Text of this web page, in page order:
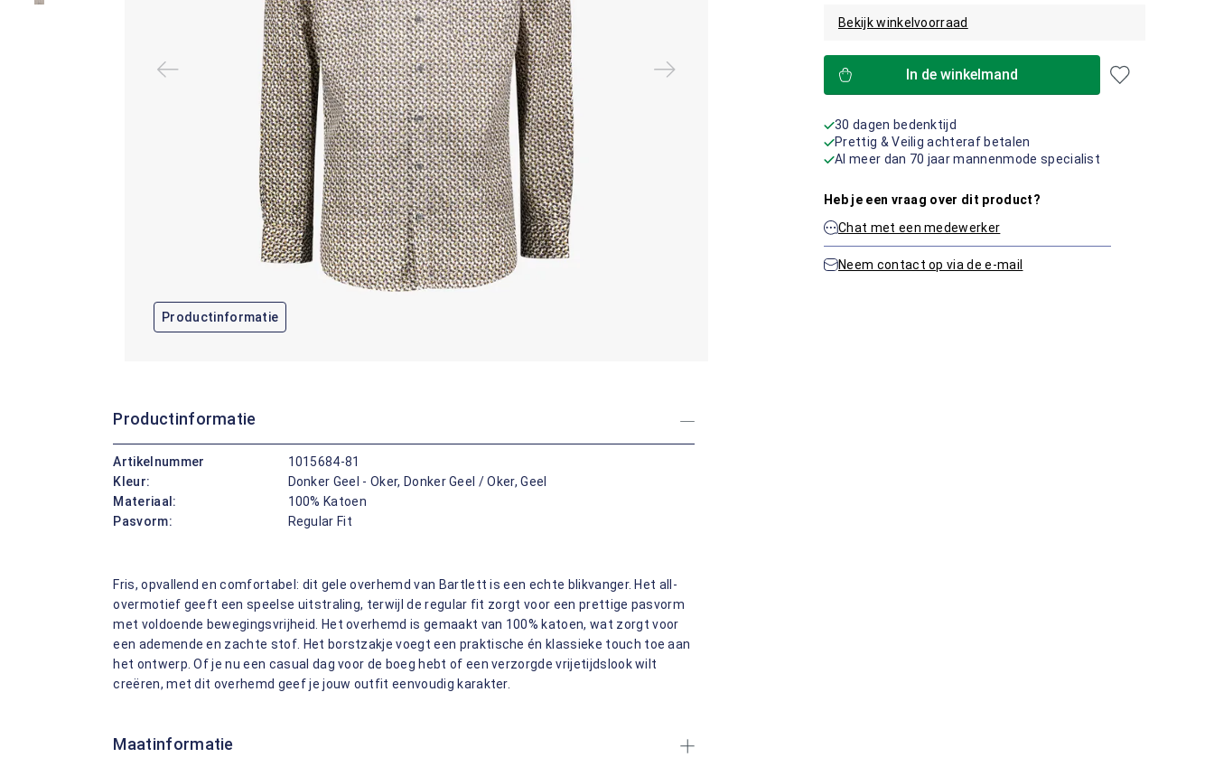
Productinformatie
Bekijk winkelvoorraad
In de winkelmand
30 dagen bedenktijd
Prettig & Veilig achteraf betalen
Al meer dan 70 jaar mannenmode specialist
Heb je een vraag over dit product?
Chat met een medewerker
Neem contact op via de e-mail
Productinformatie
Artikelnummer
1015684-81
Kleur:
Donker Geel - Oker, Donker Geel / Oker, Geel
Materiaal:
100% Katoen
Pasvorm:
Regular Fit
Fris, opvallend en comfortabel: dit gele overhemd van Bartlett is een echte blikvanger. Het all-
overmotief geeft een speelse uitstraling, terwijl de regular fit zorgt voor een prettige pasvorm
met voldoende bewegingsvrijheid. Het overhemd is gemaakt van 100% katoen, wat zorgt voor
een ademende en zachte stof. Het borstzakje voegt een praktische én klassieke touch toe aan
het ontwerp. Of je nu een casual dag voor de boeg hebt of een verzorgde vrijetijdslook wilt
creëren, met dit overhemd geef je jouw outfit eenvoudig karakter.
Maatinformatie